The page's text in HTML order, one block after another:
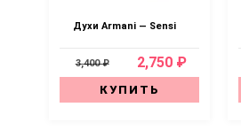
Духи Armani — Sensi
3,400 ₽ 2,750 ₽
КУПИТЬ